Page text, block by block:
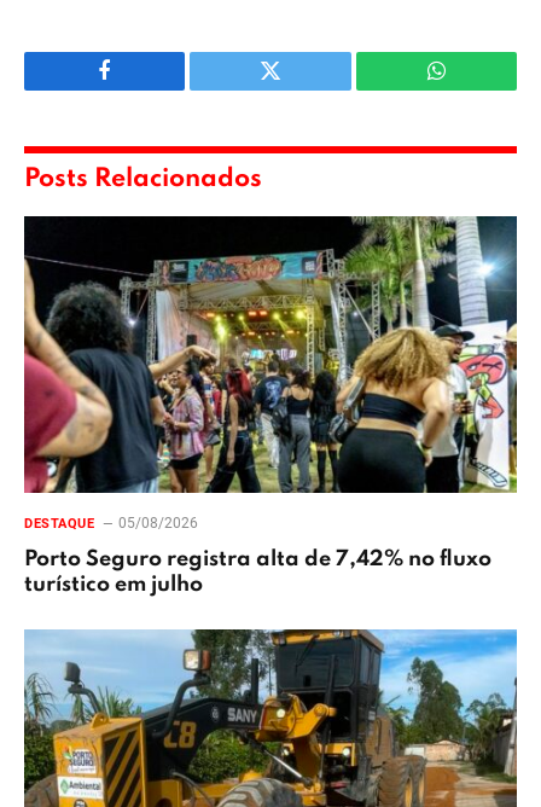
Facebook Twitter WhatsApp
Posts Relacionados
DESTAQUE 05/08/2026
Porto Seguro registra alta de 7,42% no fluxo
turístico em julho